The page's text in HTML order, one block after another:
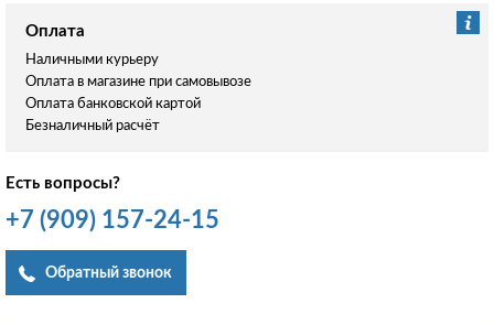
Оплата
Наличными курьеру
Оплата в магазине при самовывозе
Оплата банковской картой
Безналичный расчёт
Есть вопросы?
+7 (909) 157-24-15
Обратный звонок